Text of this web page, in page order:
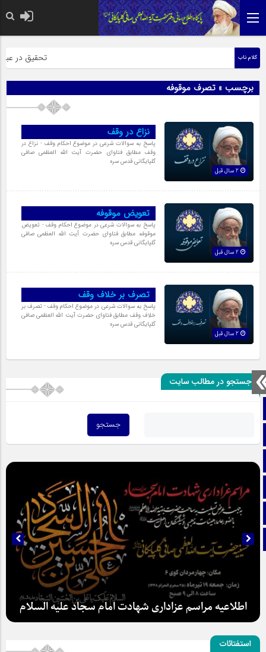
ایتا
آپارات
اینستاگرام
تلگرام
کلام ناب تحقیق در
برچسب » تصرف موقوفه
نزاع در وقف
پاسخ به سوالات شرعی در موضوع احکام وقف - نزاع در
وقف مطابق فتاوای حضرت آیت الله العظمی صافی
گلپایگانی قدس سره
تعویض موقوفه
پاسخ به سوالات شرعی در موضوع احکام وقف - تعویض
موقوفه مطابق فتاوای حضرت آیت الله العظمی صافی
گلپایگانی قدس سره
تصرف بر خلاف وقف
پاسخ به سوالات شرعی در موضوع احکام وقف - تصرف بر
خلاف وقف مطابق فتاوای حضرت آیت الله العظمی صافی
گلپایگانی قدس سره
جستجو در مطالب سایت
اطلاعیه مراسم عزاداری شهادت امام سجاد علیه السلام
استفتائات